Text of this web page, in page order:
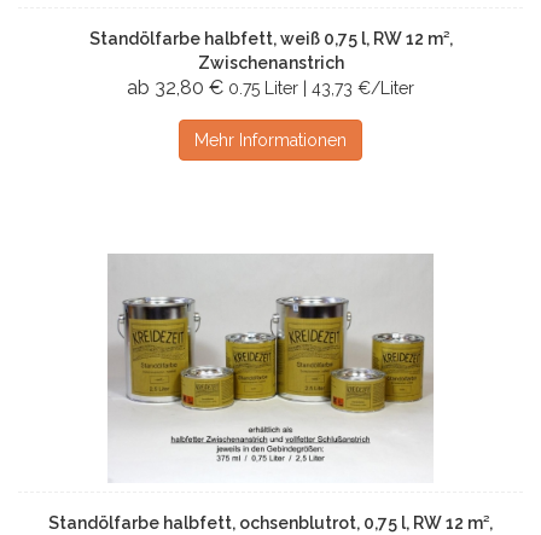
Standölfarbe halbfett, weiß 0,75 l, RW 12 m²,
Zwischenanstrich
ab 32,80 € 0.75 Liter | 43,73 €/Liter
Mehr Informationen
Standölfarbe halbfett, ochsenblutrot, 0,75 l, RW 12 m²,